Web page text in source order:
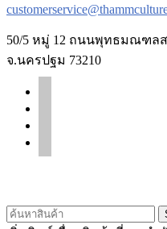
50/5 หมู่ 12 ถนนพุทธมณฑล
จ.นครปฐม 73210